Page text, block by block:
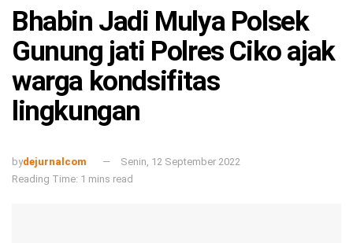
Bhabin Jadi Mulya Polsek
Gunung jati Polres Ciko ajak
warga kondsifitas
lingkungan
bydejurnalcom
Senin, 12 September 2022
Reading Time: 1 mins read